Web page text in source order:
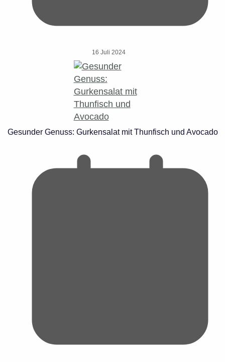
16 Juli 2024
Gesunder Genuss: Gurkensalat mit Thunfisch und Avocado